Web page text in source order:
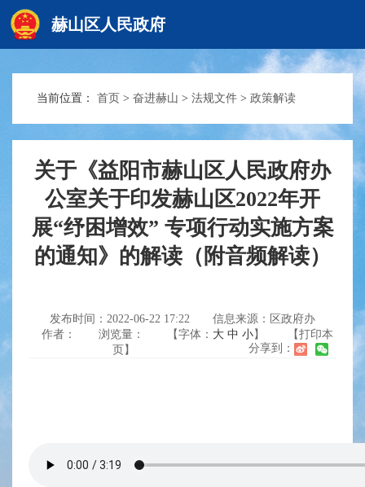
赫山区人民政府
赫山首页
政务要闻
信息公开
当前位置： 首页 > 奋进赫山 > 法规文件 > 政策解读
关于《益阳市赫山区人民政府办
公室关于印发赫山区2022年开
展“纾困增效” 专项行动实施方案
的通知》的解读（附音频解读）
发布时间：2022-06-22 17:22
信息来源：区政府办
作者：
浏览量： 【字体： 大 中 小】
【打印本
页】
分享到：